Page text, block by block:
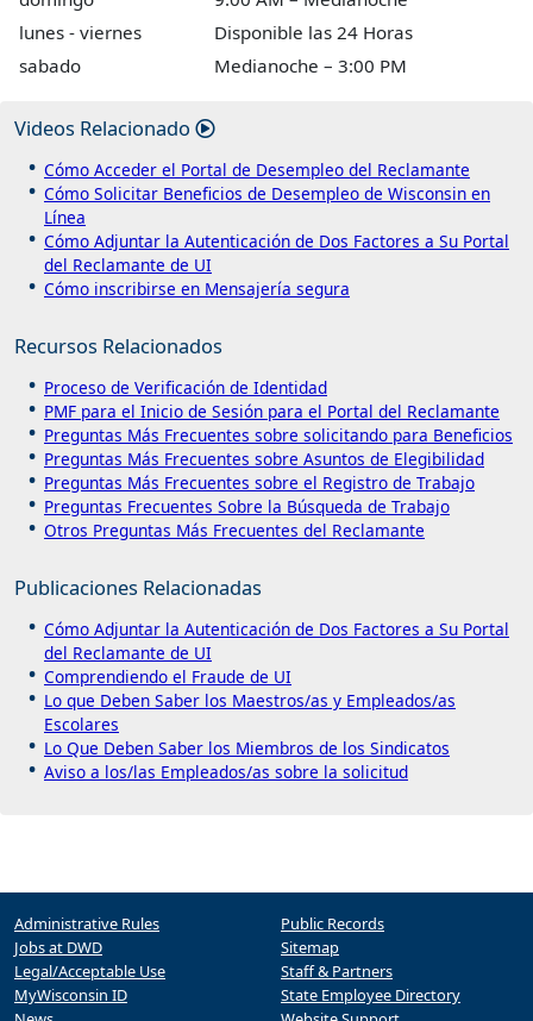
lunes - viernes
Disponible las 24 Horas
sabado
Medianoche – 3:00 PM
Videos Relacionado
Cómo Acceder el Portal de Desempleo del Reclamante
Cómo Solicitar Beneficios de Desempleo de Wisconsin en
Línea
Cómo Adjuntar la Autenticación de Dos Factores a Su Portal
del Reclamante de UI
Cómo inscribirse en Mensajería segura
Recursos Relacionados
Proceso de Verificación de Identidad
PMF para el Inicio de Sesión para el Portal del Reclamante
Preguntas Más Frecuentes sobre solicitando para Beneficios
Preguntas Más Frecuentes sobre Asuntos de Elegibilidad
Preguntas Más Frecuentes sobre el Registro de Trabajo
Preguntas Frecuentes Sobre la Búsqueda de Trabajo
Otros Preguntas Más Frecuentes del Reclamante
Publicaciones Relacionadas
Cómo Adjuntar la Autenticación de Dos Factores a Su Portal
del Reclamante de UI
Comprendiendo el Fraude de UI
Lo que Deben Saber los Maestros/as y Empleados/as
Escolares
Lo Que Deben Saber los Miembros de los Sindicatos
Aviso a los/las Empleados/as sobre la solicitud
Administrative Rules
Jobs at DWD
Legal/Acceptable Use
MyWisconsin ID
Public Records
Sitemap
Staff & Partners
State Employee Directory